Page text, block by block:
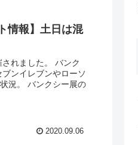
情報】土日は混
れました。 バンク
ンイレブンやローソ
況。 バンクシー展の
2020.09.06